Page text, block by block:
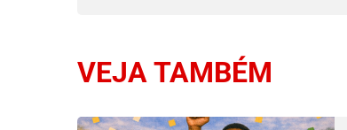
VEJA TAMBÉM